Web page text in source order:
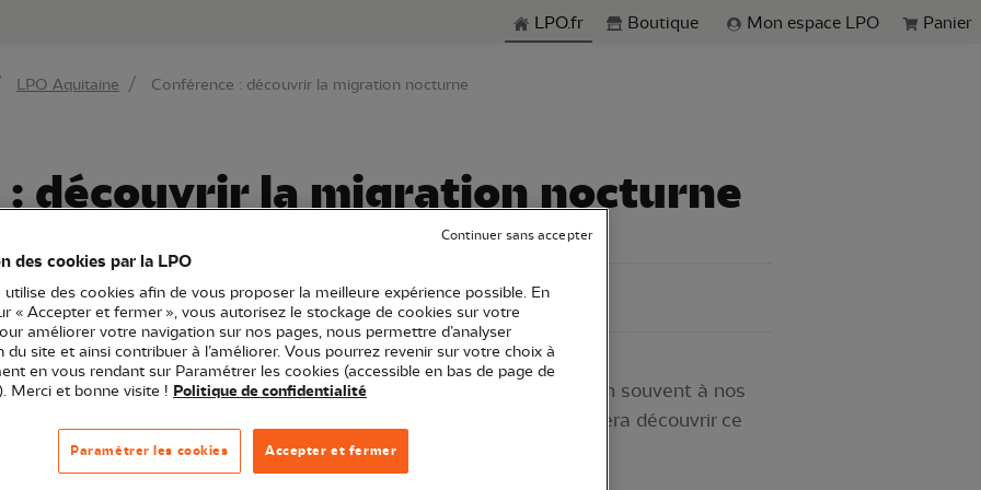
Aller à la rechercheLPO.fr Boutique Mon espace LPO Panier
LPO Aquitaine Conférence : découvrir la migration nocturne
: découvrir la migration nocturne
Sortie nature 24 - Dordogne
oiseaux migrent nuit également ! Un phénomène qui échappe bien souvent à nos
! Au cours de cette conférence, notre équipe d'ornithologues vous fera découvrir ce
acoustique de la migration nocturne.
des cookies par la LPO
utilise des cookies afin de vous proposer la meilleure expérience possible. En
« Accepter et fermer », vous autorisez le stockage de cookies sur votre
améliorer votre navigation sur nos pages, nous permettre d’analyser
du site et ainsi contribuer à l’améliorer. Vous pourrez revenir sur votre choix à
en vous rendant sur Paramétrer les cookies (accessible en bas de page de
Merci et bonne visite ! Politique de confidentialité
Accepter et fermer
Paramétrer les cookies
Continuer sans accepter